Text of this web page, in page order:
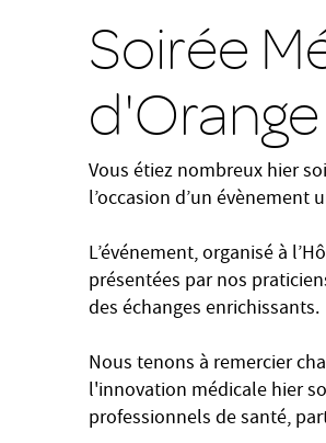
Soirée
Vous étiez nombreux hier
l’occasion d’un évènement
L’événement, organisé à
présentées par nos
des échanges enrichissants.
Nous tenons à remercier
l'innovation médicale hier
professionnels de santé,